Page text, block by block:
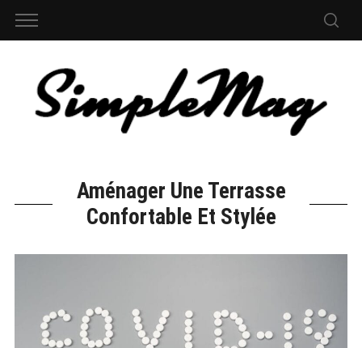
Aménager Une Terrasse
Confortable Et Stylée